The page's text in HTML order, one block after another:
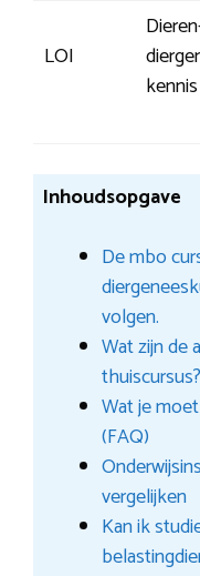
LOI
kennis
Inhoudsopgave
De mbo
volgen.
Wat zijn de
thuiscursus?
Wat je
(FAQ)
vergelijken
Kan ik